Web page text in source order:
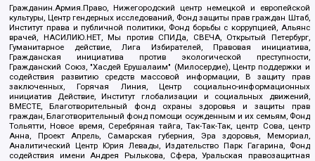
Гражданин.Армия.Право, Нижегородский центр немецкой и европейской
культуры, Центр гендерных исследований, Фонд защиты прав граждан Штаб,
Институт права и публичной политики, Фонд борьбы с коррупцией, Альянс
врачей, НАСИЛИЮ.НЕТ, Мы против СПИДа, СВЕЧА, Открытый Петербург,
Гуманитарное действие, Лига Избирателей, Правовая инициатива,
Гражданская инициатива против экологической преступности,
Гражданский Союз, "Хасдей Ерушалаим" (Милосердие), Центр поддержки и
содействия развитию средств массовой информации, В защиту прав
заключенных, Горячая Линия, Центр социально-информационных
инициатив Действие, Институт глобализации и социальных движений,
ВМЕСТЕ, Благотворительный фонд охраны здоровья и защиты прав
граждан, Благотворительный фонд помощи осужденным и их семьям, Фонд
Тольятти, Новое время, Серебряная тайга, Так-Так-Так, центр Сова, центр
Анна, Проект Апрель, Самарская губерния, Эра здоровья, Мемориал,
Аналитический Центр Юрия Левады, Издательство Парк Гагарина, Фонд
содействия имени Андрея Рылькова, Сфера, Уральская правозащитная